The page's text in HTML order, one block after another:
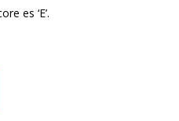
es ‘E’.